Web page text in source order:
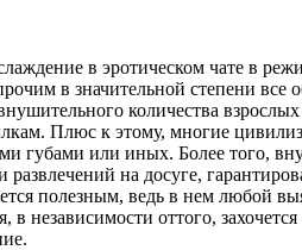
в эротическом чате в
в значительной степени все
количества
Плюс к этому, многие
губами или иных. Более того,
на досуге,
полезным, ведь в нем любой
независимости оттого,